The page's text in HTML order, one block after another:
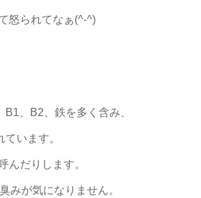
怒られてなぁ(^-^)
、B2、鉄を多く含み、
います。
んだりします。
みが気になりません。